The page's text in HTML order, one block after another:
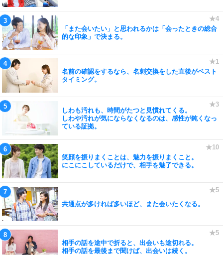
「また会いたい」と思われるかは「会ったときの総合
的な印象」で決まる。
名前の確認をするなら、名刺交換をした直後がベスト
タイミング。
しわも汚れも、時間がたつと見慣れてくる。
しわや汚れが気にならなくなるのは、感性が鈍くなっ
ている証拠。
笑顔を振りまくことは、魅力を振りまくこと。
にこにこしているだけで、相手を魅了できる。
共通点が多ければ多いほど、また会いたくなる。
相手の話を途中で折ると、出会いも途切れる。
相手の話を最後まで聞けば、出会いは続く。